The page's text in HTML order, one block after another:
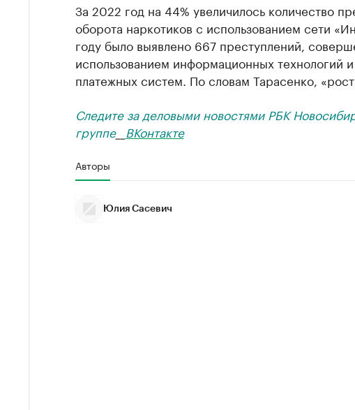
За 2022 год на 44% увеличилось количество
оборота наркотиков с использованием сети
году было выявлено 667 преступлений,
использованием информационных технологий
платежных систем. По словам Тарасенко,
Следите за деловыми новостями РБК
группе__ ВКонтакте
Авторы
Юлия Сасевич